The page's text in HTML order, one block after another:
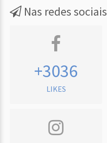
Nas redes sociais
+3036
LIKES